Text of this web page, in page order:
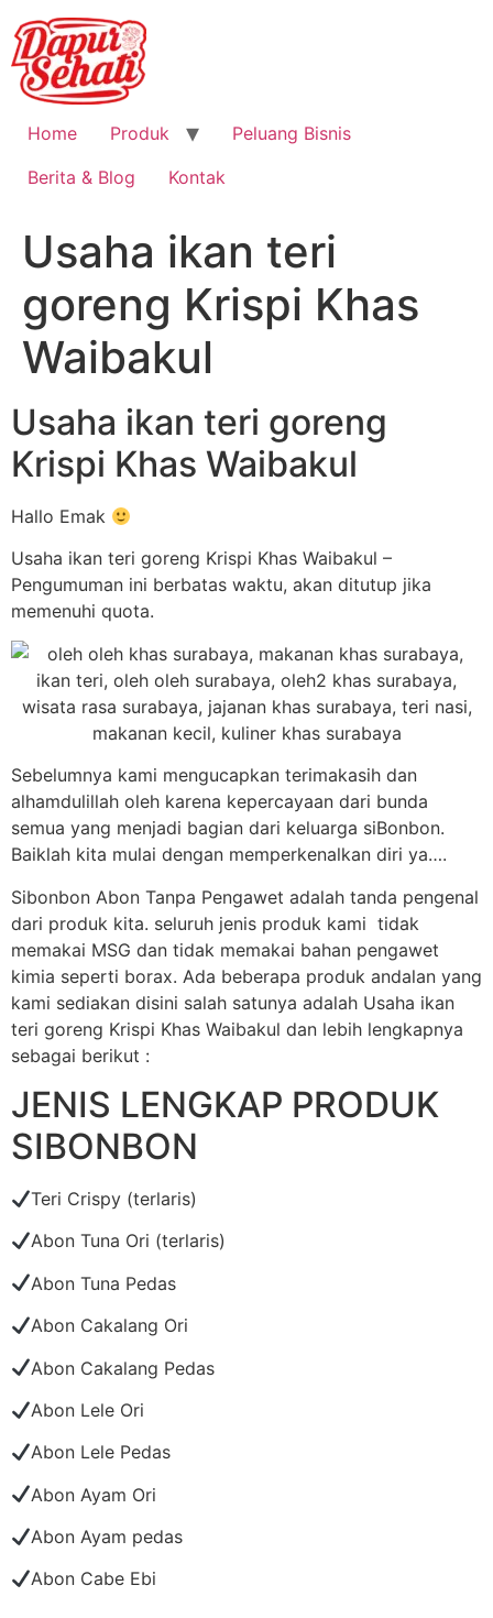
Home Produk
Peluang Bisnis
Berita & Blog
Kontak
Usaha ikan teri
goreng Krispi Khas
Waibakul
Usaha ikan teri goreng
Krispi Khas Waibakul
Hallo Emak
Usaha ikan teri goreng Krispi Khas Waibakul –
Pengumuman ini berbatas waktu, akan ditutup jika
memenuhi quota.
Sebelumnya kami mengucapkan terimakasih dan
alhamdulillah oleh karena kepercayaan dari bunda
semua yang menjadi bagian dari keluarga siBonbon.
Baiklah kita mulai dengan memperkenalkan diri ya….
Sibonbon Abon Tanpa Pengawet adalah tanda pengenal
dari produk kita. seluruh jenis produk kami tidak
memakai MSG dan tidak memakai bahan pengawet
kimia seperti borax. Ada beberapa produk andalan yang
kami sediakan disini salah satunya adalah Usaha ikan
teri goreng Krispi Khas Waibakul dan lebih lengkapnya
sebagai berikut :
JENIS LENGKAP PRODUK
SIBONBON
Teri Crispy (terlaris)
Abon Tuna Ori (terlaris)
Abon Tuna Pedas
Abon Cakalang Ori
Abon Cakalang Pedas
Abon Lele Ori
Abon Lele Pedas
Abon Ayam Ori
Abon Ayam pedas
Abon Cabe Ebi